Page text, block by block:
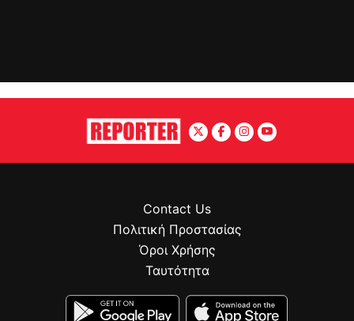
Contact Us
Πολιτική Προστασίας
Όροι Χρήσης
Ταυτότητα